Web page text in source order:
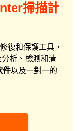
掃描計
復和保護工具，
析、檢測和清
件以及一對一的